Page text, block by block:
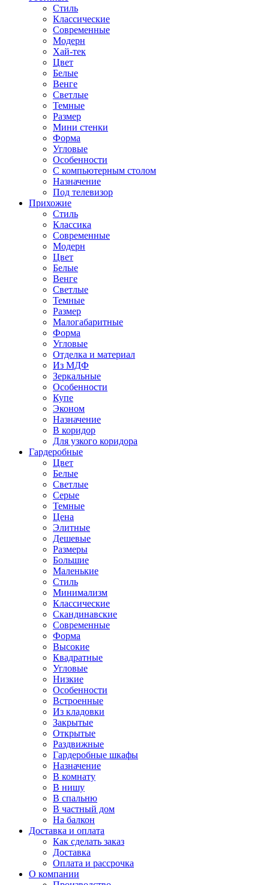
Стиль
Классические
Современные
Модерн
Хай-тек
Цвет
Белые
Венге
Светлые
Темные
Размер
Мини стенки
Форма
Угловые
Особенности
С компьютерным столом
Назначение
Под телевизор
Прихожие
Стиль
Классика
Современные
Модерн
Цвет
Белые
Венге
Светлые
Темные
Размер
Малогабаритные
Форма
Угловые
Отделка и материал
Из МДФ
Зеркальные
Особенности
Купе
Эконом
Назначение
В коридор
Для узкого коридора
Гардеробные
Цвет
Белые
Светлые
Серые
Темные
Цена
Элитные
Дешевые
Размеры
Большие
Маленькие
Стиль
Минимализм
Классические
Скандинавские
Современные
Форма
Высокие
Квадратные
Угловые
Низкие
Особенности
Встроенные
Из кладовки
Закрытые
Открытые
Раздвижные
Гардеробные шкафы
Назначение
В комнату
В нишу
В спальню
В частный дом
На балкон
Доставка и оплата
Как сделать заказ
Доставка
Оплата и рассрочка
О компании